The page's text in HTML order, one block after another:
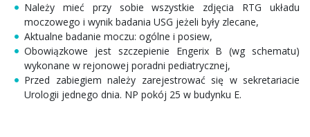
Należy mieć przy sobie wszystkie zdjęcia RTG układu
moczowego i wynik badania USG jeżeli były zlecane,
Aktualne badanie moczu: ogólne i posiew,
Obowiązkowe jest szczepienie Engerix B (wg schematu)
wykonane w rejonowej poradni pediatrycznej,
Przed zabiegiem należy zarejestrować się w sekretariacie
Urologii jednego dnia. NP pokój 25 w budynku E.